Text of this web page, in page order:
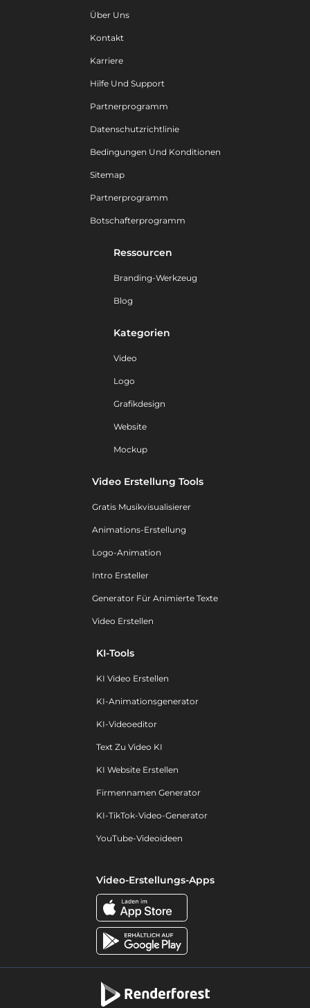
Über Uns
Kontakt
Karriere
Hilfe Und Support
Partnerprogramm
Datenschutzrichtlinie
Bedingungen Und Konditionen
Sitemap
Partnerprogramm
Botschafterprogramm
Ressourcen
Branding-Werkzeug
Blog
Kategorien
Video
Logo
Grafikdesign
Website
Mockup
Video Erstellung Tools
Gratis Musikvisualisierer
Animations-Erstellung
Logo-Animation
Intro Ersteller
Generator Für Animierte Texte
Video Erstellen
KI-Tools
KI Video Erstellen
KI-Animationsgenerator
KI-Videoeditor
Text Zu Video KI
KI Website Erstellen
Firmennamen Generator
KI-TikTok-Video-Generator
YouTube-Videoideen
Video-Erstellungs-Apps